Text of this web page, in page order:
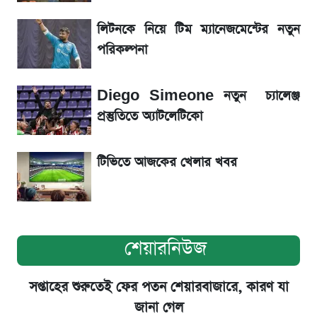
একদিনের ব্যবধানে আজকের সোনার দাম
ড. ইউনূস বনাম তারেক রহমান—তুলনায় যা বললেন
কাদের সিদ্দিকী
লিটনকে নিয়ে টিম ম্যানেজমেন্টের নতুন
পরিকল্পনা
Diego Simeone নতুন চ্যালেঞ্জ
প্রস্তুতিতে অ্যাটলেটিকো
টিভিতে আজকের খেলার খবর
শেয়ারনিউজ
সপ্তাহের শুরুতেই ফের পতন শেয়ারবাজারে, কারণ যা
জানা গেল